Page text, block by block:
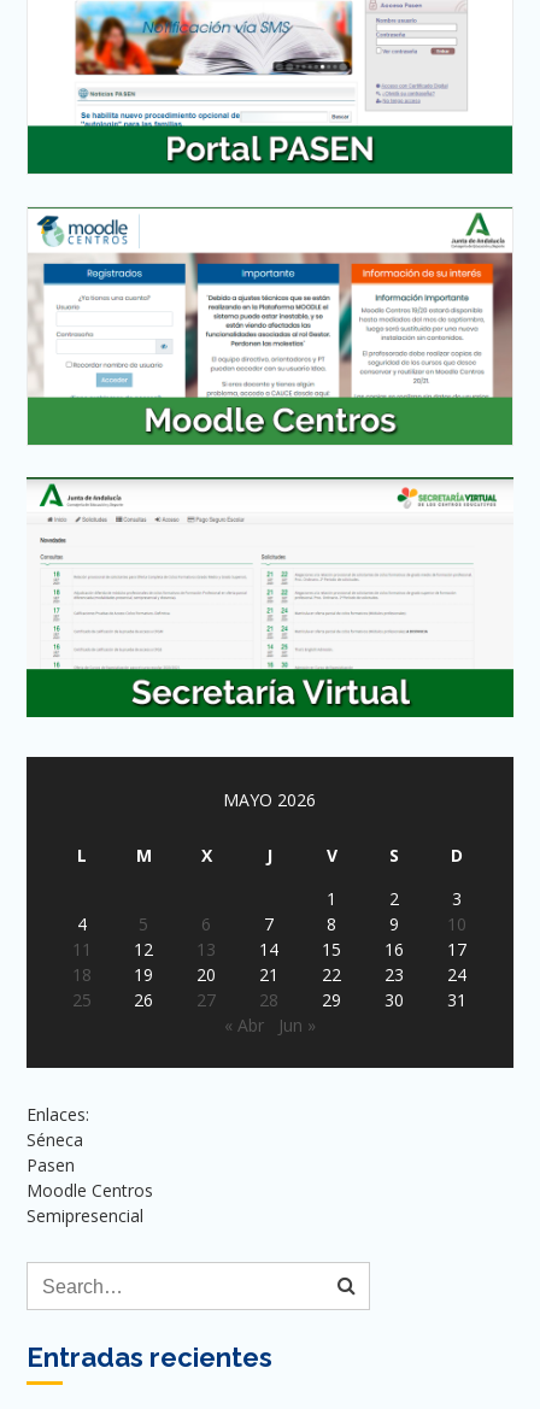
MAYO 2026
L M X J V S
D
1
2
3
4
5 6 7 8 9
10
11
12 13 14 15 16
17
18
19 20 21 22 23
24
25
26 27 28 29 30
31
« Abr
Jun »
Enlaces:
Séneca
Pasen
Moodle Centros
Semipresencial
Entradas recientes